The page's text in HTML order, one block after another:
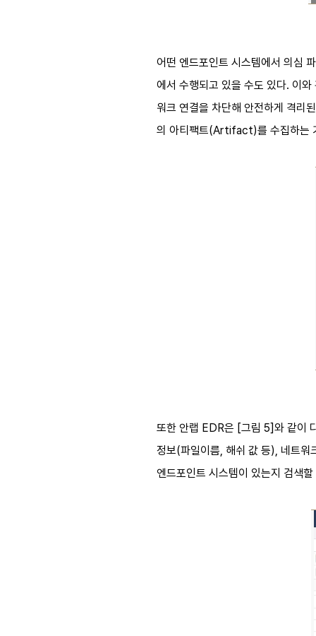
어떤 엔드포인트 시스템에서 의심
에서 수행되고 있을 수도 있다. 이
워크 연결을 차단해 안전하게 격리
의 아티팩트(Artifact)를 수집하는
또한 안랩 EDR은 [그림 5]와 같이
정보(파일이름, 해쉬 값 등), 네트워
엔드포인트 시스템이 있는지 검색